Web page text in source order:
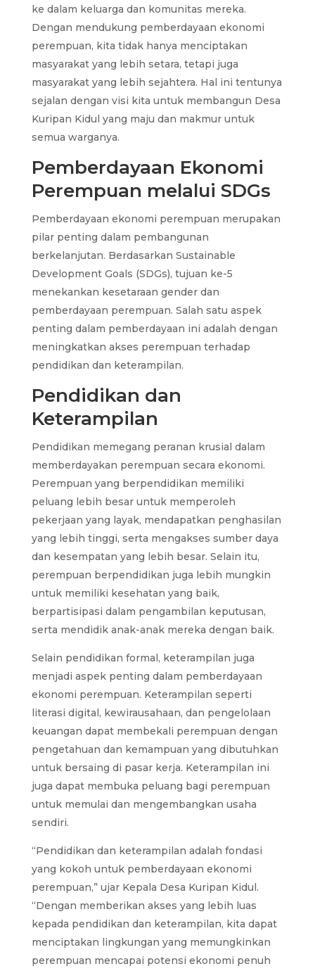
ke dalam keluarga dan komunitas mereka.
Dengan mendukung pemberdayaan ekonomi
perempuan, kita tidak hanya menciptakan
masyarakat yang lebih setara, tetapi juga
masyarakat yang lebih sejahtera. Hal ini tentunya
sejalan dengan visi kita untuk membangun Desa
Kuripan Kidul yang maju dan makmur untuk
semua warganya.
Pemberdayaan Ekonomi
Perempuan melalui SDGs
Pemberdayaan ekonomi perempuan merupakan
pilar penting dalam pembangunan
berkelanjutan. Berdasarkan Sustainable
Development Goals (SDGs), tujuan ke-5
menekankan kesetaraan gender dan
pemberdayaan perempuan. Salah satu aspek
penting dalam pemberdayaan ini adalah dengan
meningkatkan akses perempuan terhadap
pendidikan dan keterampilan.
Pendidikan dan
Keterampilan
Pendidikan memegang peranan krusial dalam
memberdayakan perempuan secara ekonomi.
Perempuan yang berpendidikan memiliki
peluang lebih besar untuk memperoleh
pekerjaan yang layak, mendapatkan penghasilan
yang lebih tinggi, serta mengakses sumber daya
dan kesempatan yang lebih besar. Selain itu,
perempuan berpendidikan juga lebih mungkin
untuk memiliki kesehatan yang baik,
berpartisipasi dalam pengambilan keputusan,
serta mendidik anak-anak mereka dengan baik.
Selain pendidikan formal, keterampilan juga
menjadi aspek penting dalam pemberdayaan
ekonomi perempuan. Keterampilan seperti
literasi digital, kewirausahaan, dan pengelolaan
keuangan dapat membekali perempuan dengan
pengetahuan dan kemampuan yang dibutuhkan
untuk bersaing di pasar kerja. Keterampilan ini
juga dapat membuka peluang bagi perempuan
untuk memulai dan mengembangkan usaha
sendiri.
“Pendidikan dan keterampilan adalah fondasi
yang kokoh untuk pemberdayaan ekonomi
perempuan,” ujar Kepala Desa Kuripan Kidul.
“Dengan memberikan akses yang lebih luas
kepada pendidikan dan keterampilan, kita dapat
menciptakan lingkungan yang memungkinkan
perempuan mencapai potensi ekonomi penuh